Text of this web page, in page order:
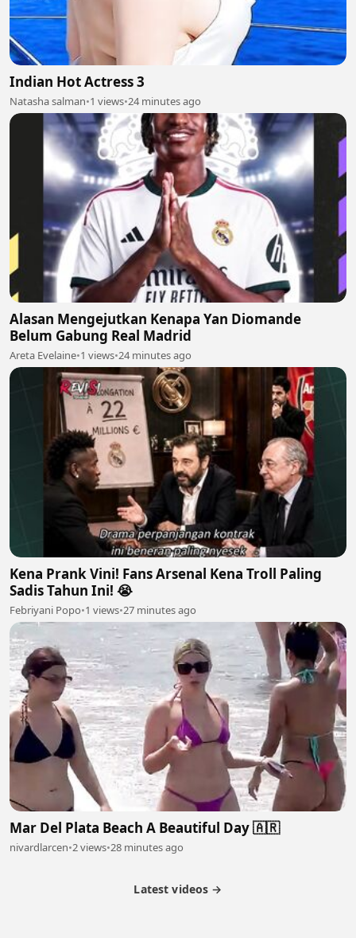
Indian Hot Actress 3
Natasha salman•1 views•24 minutes ago
Alasan Mengejutkan Kenapa Yan Diomande
Belum Gabung Real Madrid
Areta Evelaine•1 views•24 minutes ago
Kena Prank Vini! Fans Arsenal Kena Troll Paling
Sadis Tahun Ini! 😭
Febriyani Popo•1 views•27 minutes ago
Mar Del Plata Beach A Beautiful Day 🇦🇷
nivardlarcen•2 views•28 minutes ago
Latest videos →